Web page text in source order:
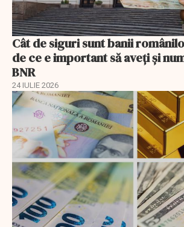
Cât de siguri sunt banii
de ce e important să aveţi şi
BNR
24 IULIE 2026